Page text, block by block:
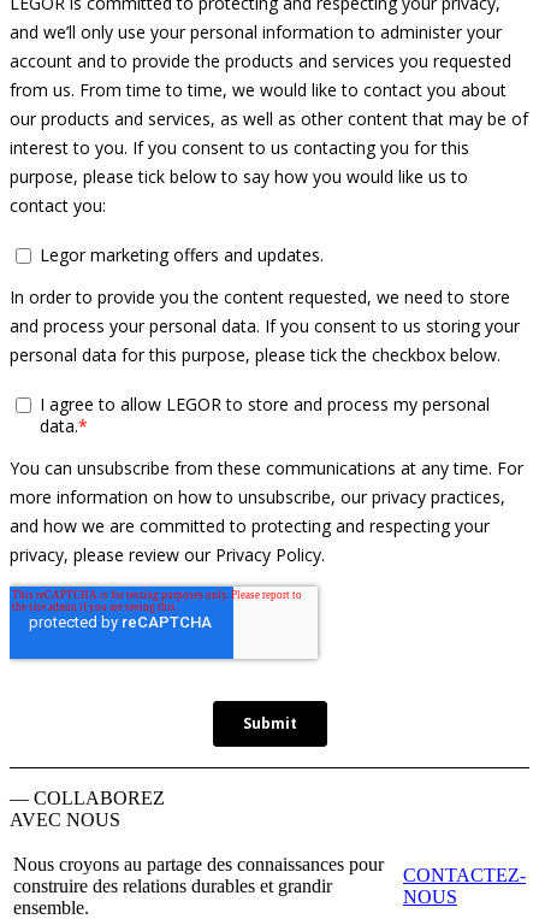
— COLLABOREZ
AVEC NOUS
Nous croyons au partage des connaissances pour
construire des relations durables et grandir
ensemble.
CONTACTEZ-
NOUS